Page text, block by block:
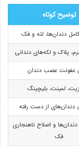
توضیح کوتاه
دندان‌ها، لثه و فک
پلاک و لکه‌های دندانی
عفونت عصب دندان
لمینت، بلیچینگ
دندان‌های از دست رفته
و اصلاح ناهنجاری
فک